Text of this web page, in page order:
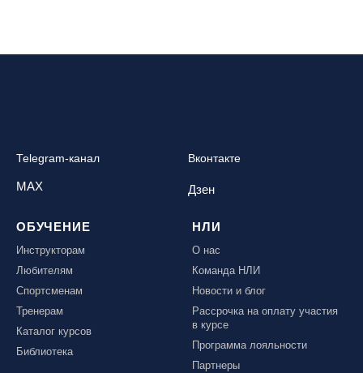
Санкт-Петербург, Скейт-парк под мостом Бетанкура
Сочи, ГК «Красная Поляна»
Сочи, ГТЦ «Газпром»
Узбекистан, ГКЛЦ «Amirsoy»
Чусовой, ГК «Такман»
Южно-Сахалинск, СТК «Горный воздух»
Telegram-канал Вконтакте
MAX Дзен
ОБУЧЕНИЕ
Инструкторам
Любителям
Спортсменам
Тренерам
Каталог курсов
Библиотека
НЛИ
О нас
Команда НЛИ
Новости и блог
Рассрочка на оплату участия
в курсе
Программа лояльности
Партнеры